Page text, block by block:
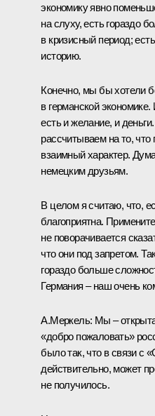
экономику явно
на слуху, есть гораздо
в кризисный период;
историю.
Конечно, мы бы хотели
в германской
есть и желание, и
рассчитываем на то, что
взаимный характер.
немецким друзьям.
В целом я считаю, что,
благоприятна.
не поворачивается
что они под запретом.
гораздо больше
Германия – наш очень
А.Меркель: Мы –
«добро пожаловать»
было так, что в связи с
действительно, может
не получилось.